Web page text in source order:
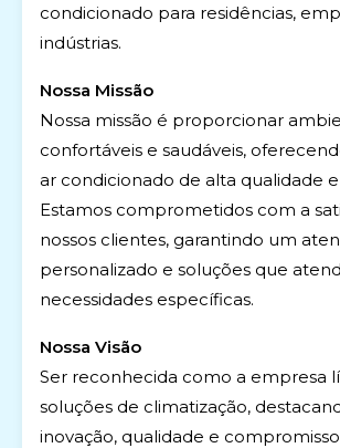
condicionado para residências,
indústrias.
Nossa Missão
Nossa missão é proporcionar
confortáveis e saudáveis,
ar condicionado de alta qualidade
Estamos comprometidos com a
nossos clientes, garantindo um
personalizado e soluções que
necessidades específicas.
Nossa Visão
Ser reconhecida como a empresa
soluções de climatização,
inovação, qualidade e